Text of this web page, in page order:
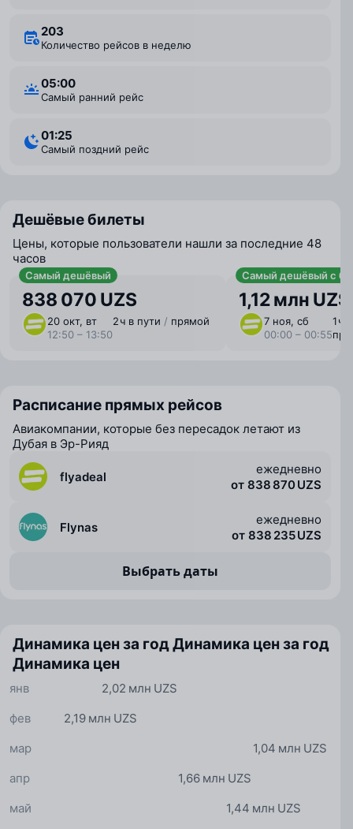
203
Количество рейсов в неделю
05:00
Самый ранний рейс
01:25
Самый поздний рейс
Дешёвые билеты
Цены, которые пользователи нашли за последние 48
часов
Самый дешёвый
838 070 UZS
20 окт, вт
12:50 – 13:50
2 ⁠ч в пути / прямой
Самый дешёвый с
1,12 млн UZS
7 ноя, сб
00:00 – 00:55
1 ⁠ч
Расписание прямых рейсов
Авиакомпании, которые без пересадок летают из
Дубая в Эр-Рияд
flyadeal
ежедневно
от 838 870 UZS
Flynas
ежедневно
от 838 235 UZS
Выбрать даты
Динамика цен за годДинамика цен за год
Динамика цен
2,02 млн UZS
янв
2,19 млн UZS
фев
1,04 млн UZS
мар
1,66 млн UZS
апр
1,44 млн UZS
май